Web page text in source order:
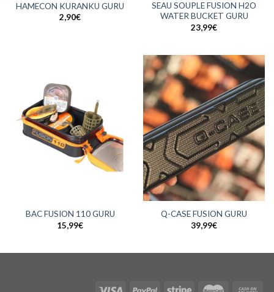
HAMECON KURANKU GURU
2,90€
SEAU SOUPLE FUSION H2O
WATER BUCKET GURU
23,99€
BAC FUSION 110 GURU
15,99€
Q-CASE FUSION GURU
39,99€